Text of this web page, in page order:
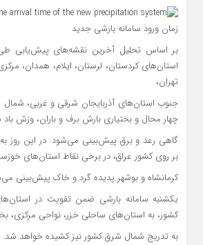
زمان ورود سامانه بارشی جدید
استان‌های کردستان، لرستان، ایلام، همدان،
تهران،
جنوب استان‌های آذربایجان شرقی و غربی،
چهار محال و بختیاری بارش برف و باران، وزش
گاهی رعد و برق پیش‌بینی می‌شود. در این روز
بر روی کشور عراق، در برخی نقاط استان‌های
کرمانشاه و بوشهر پدیده گرد و خاک پیش‌بینی
یکشنبه سامانه بارشی ضمن تقویت در
کشور، به استان‌های ساحلی خزر، نواحی مرکزی،
به تدریج شمال شرق کشور نیز کشیده خواهد شد.